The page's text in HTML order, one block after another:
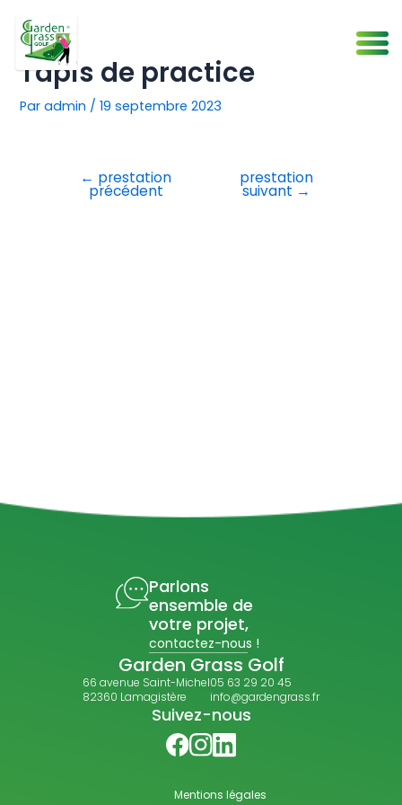
contenu
Tapis de practice
Paradmin /19 septembre 2023
de
l’article
← prestation
précédent
prestation
suivant →
Parlons
ensemble de
votre projet,
contactez-nous !
Garden Grass Golf
66 avenue Saint-Michel
82360 Lamagistère
05 63 29 20 45
info@gardengrass.fr
Suivez-nous
Mentions légales